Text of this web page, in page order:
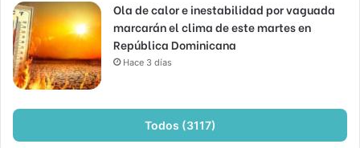
Ola de calor e inestabilidad por vaguada
marcarán el clima de este martes en
República Dominicana
Hace 3 días
Todos (3117)